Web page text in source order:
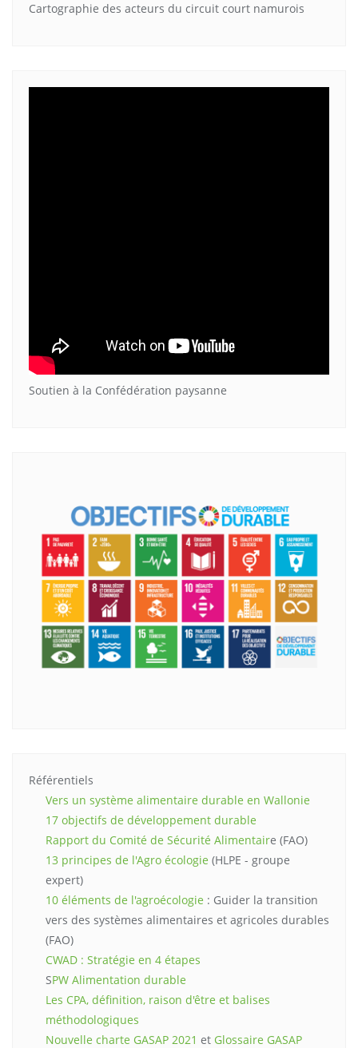
Cartographie des acteurs du circuit court namurois
Soutien à la Confédération paysanne
Référentiels
Vers un système alimentaire durable en Wallonie
17 objectifs de développement durable
Rapport du Comité de Sécurité Alimentaire (FAO)
13 principes de l'Agro écologie (HLPE - groupe
expert)
10 éléments de l'agroécologie : Guider la transition
vers des systèmes alimentaires et agricoles durables
(FAO)
CWAD : Stratégie en 4 étapes
SPW Alimentation durable
Les CPA, définition, raison d'être et balises
méthodologiques
Nouvelle charte GASAP 2021 et Glossaire GASAP